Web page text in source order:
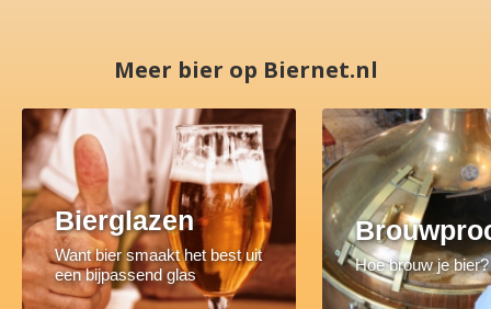
Meer bier op Biernet.nl
Bierglazen
Want bier smaakt het best uit
een bijpassend glas
Hoe brouw je bier?